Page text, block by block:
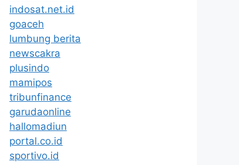
indosat.net.id
goaceh
lumbung berita
newscakra
plusindo
mamipos
tribunfinance
garudaonline
hallomadiun
portal.co.id
sportivo.id